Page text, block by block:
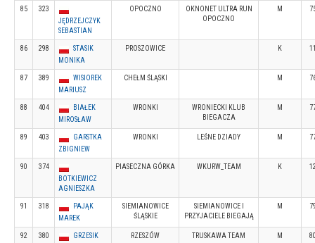
85
323
JĘDRZEJCZYK
SEBASTIAN
OPOCZNO
OKNONET ULTRA RUN
OPOCZNO
M
86 298
STASIK
MONIKA
PROSZOWICE K
87 389
WISIOREK
MARIUSZ
CHEŁM ŚLĄSKI M
88 404
BIAŁEK
MIROSŁAW
WRONKI
WRONIECKI KLUB
BIEGACZA
M
89 403
GARSTKA
ZBIGNIEW
WRONKI LEŚNE DZIADY M
90
374
BOTKIEWICZ
AGNIESZKA
PIASECZNA GÓRKA WKURW_TEAM K
91 318
PAJĄK
MAREK
SIEMIANOWICE
ŚLĄSKIE
SIEMIANOWICE I
PRZYJACIELE BIEGAJĄ
M
92 380
GRZESIK
RZESZÓW TRUSKAWA TEAM M